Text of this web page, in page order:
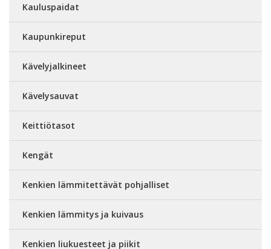
Kauluspaidat
Kaupunkireput
Kävelyjalkineet
Kävelysauvat
Keittiötasot
Kengät
Kenkien lämmitettävät pohjalliset
Kenkien lämmitys ja kuivaus
Kenkien liukuesteet ja piikit